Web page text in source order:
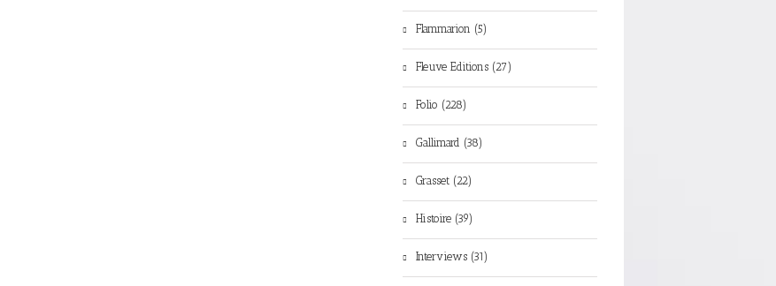
Flammarion (5)
Fleuve Editions (27)
Folio (228)
Gallimard (38)
Grasset (22)
Histoire (39)
Interviews (31)